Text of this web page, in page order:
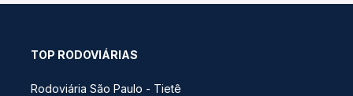
TOP RODOVIÁRIAS
Rodoviária São Paulo - Tietê